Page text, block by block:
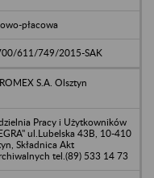
płacowa
611/749/2015-SAK
S.A. Olsztyn
Pracy i Użytkowników
ul.Lubelska 43B, 10-410
Składnica Akt
tel.(89) 533 14 73